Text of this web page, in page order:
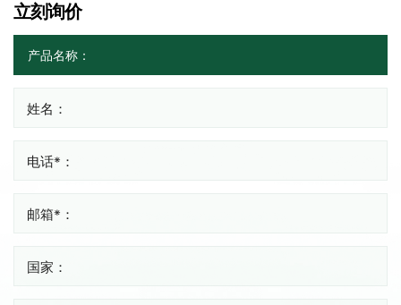
立刻询价
姓名：
电话*：
邮箱*：
国家：